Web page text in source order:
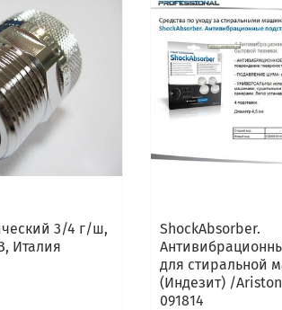
3/4 г/ш,
Италия
ShockAbsorber.
для стиральной
(Индезит) /
091814